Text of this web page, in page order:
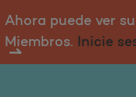
y
Ahora puede ver
Miembros. Inicie